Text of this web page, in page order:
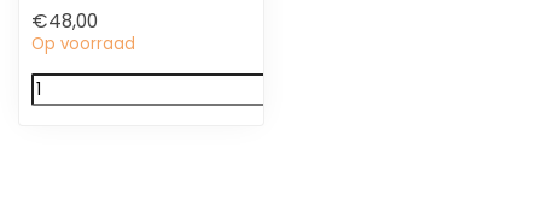
€48,00
Op voorraad